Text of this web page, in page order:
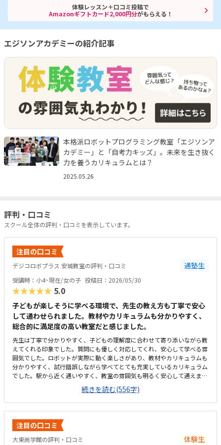
体験レッスン＋口コミ投稿で
Amazonギフトカード2,000円分がもらえる！
エジソンアカデミーの紹介記事
本格派ロボットプログラミング教室「エジソンア
カデミー」と「自考力キッズ」。未来を生き抜く
力を養うカリキュラムとは？
2025.05.26
評判・口コミ
スクール全体の評判・口コミを表示しています。
注目の口コミ
デジコロボプラス 安城教室の評判・口コミ 通塾生
受講時：小4~現在/女の子 投稿日：2026/05/30
★★★★★ 5.0
子どもが楽しそうに学べる環境で、先生の教え方も丁寧で安心
して通わせられました。教材やカリキュラムも分かりやすく、
総合的に満足度の高い教室だと感じました。
先生は丁寧で分かりやすく、子どもの理解度に合わせて寄り添いながら教
えてくれる印象でした。質問にも優しく対応してくれ、安心して学べる雰
囲気でした。ロボットが実際に動く楽しさがあり、教材やカリキュラムも
分かりやすく、試行錯誤しながら学べてとても充実しているカリキュラム
でした。駅から近く通いやすく、教室の雰囲気も明るく安心して通えまし
た。教室は明るく学びやすい雰囲気でしたが、共同のトイレが和式のみし
かなく、娘が和式トイレを使えないため設備面がもう少し配慮されている
と安心して通えると感じました。料金設定は内容に対して妥当で、負担も
特に感じませんでした。カリキュラムやサポート面を考えると納得できる
価格で、安心して続けられると感じました。教室は明るく安心でき、子ど
もが楽しそうに取り組む姿が親として嬉しかったです。特にロボットが動
いた瞬間の笑顔が印象的で、意欲的に学べる環境だと感じました。教室自
続きを読む(556字)
注目の口コミ
大東尚学館の評判・口コミ 体験生